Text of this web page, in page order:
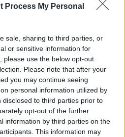
Process My Personal
sale, sharing to third parties, or
or sensitive information for
please use the below opt-out
Please note that after your
you may continue seeing
personal information utilized by
to third parties prior to
opt-out of the further
information by third parties on the
This information may